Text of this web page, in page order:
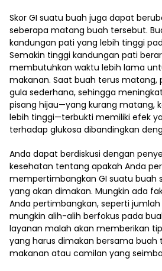
Skor GI suatu buah juga dapat
seberapa matang buah tersebut.
kandungan pati yang lebih tinggi
Semakin tinggi kandungan pati
membutuhkan waktu lebih lama
makanan. Saat buah terus matang,
gula sederhana, sehingga
pisang hijau—yang kurang matang,
lebih tinggi—terbukti memiliki efek
terhadap glukosa dibandingkan
Anda dapat berdiskusi dengan
kesehatan tentang apakah Anda
mempertimbangkan GI suatu buah
yang akan dimakan. Mungkin ada
Anda pertimbangkan, seperti
mungkin alih-alih berfokus pada
layanan malah akan memberikan
yang harus dimakan bersama buah
makanan atau camilan yang